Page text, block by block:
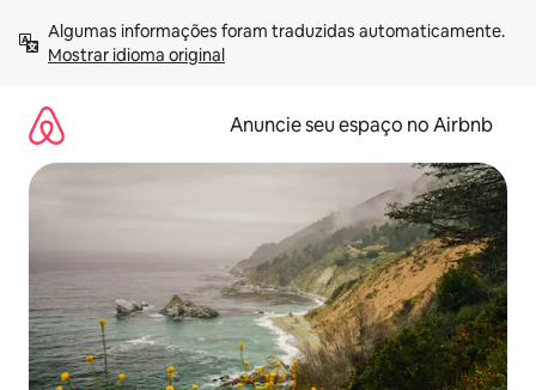
para
Mostrar idioma original
Anuncie seu espaço no Airbnb